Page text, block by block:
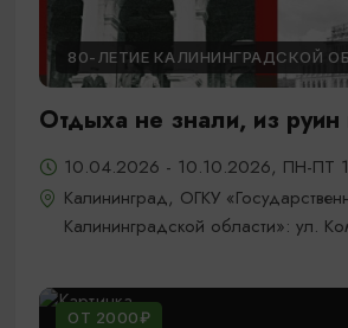
80-ЛЕТИЕ КАЛИНИНГРАДСКОЙ
Отдыха не знали, из
10.04.2026 - 10.10.2026, ПН-ПТ
Калининград, ОГКУ
Калининградской области»: ул.
ОТ 2000₽